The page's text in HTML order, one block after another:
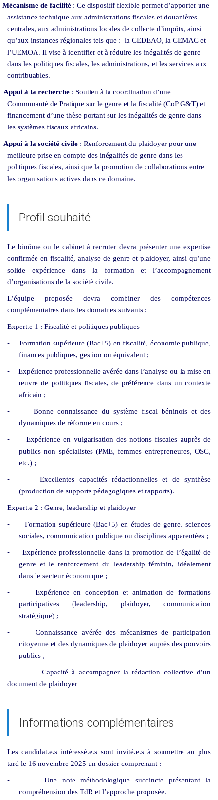
Mécanisme de facilité : Ce dispositif flexible permet d’apporter une
assistance technique aux administrations fiscales et douanières
centrales, aux administrations locales de collecte d’impôts, ainsi
qu’aux instances régionales tels que : la CEDEAO, la CEMAC et
l’UEMOA. Il vise à identifier et à réduire les inégalités de genre
dans les politiques fiscales, les administrations, et les services aux
contribuables.
Appui à la recherche : Soutien à la coordination d’une
Communauté de Pratique sur le genre et la fiscalité (CoP G&T) et
financement d’une thèse portant sur les inégalités de genre dans
les systèmes fiscaux africains.
Appui à la société civile : Renforcement du plaidoyer pour une
meilleure prise en compte des inégalités de genre dans les
politiques fiscales, ainsi que la promotion de collaborations entre
les organisations actives dans ce domaine.
Profil souhaité
Le binôme ou le cabinet à recruter devra présenter une expertise
confirmée en fiscalité, analyse de genre et plaidoyer, ainsi qu’une
solide expérience dans la formation et l’accompagnement
d’organisations de la société civile.
L’équipe proposée devra combiner des compétences
complémentaires dans les domaines suivants :
Expert.e 1 : Fiscalité et politiques publiques
-
Formation supérieure (Bac+5) en fiscalité, économie publique,
finances publiques, gestion ou équivalent ;
-
Expérience professionnelle avérée dans l’analyse ou la mise en
œuvre de politiques fiscales, de préférence dans un contexte
africain ;
-
Bonne connaissance du système fiscal béninois et des
dynamiques de réforme en cours ;
-
Expérience en vulgarisation des notions fiscales auprès de
publics non spécialistes (PME, femmes entrepreneures, OSC,
etc.) ;
-
Excellentes capacités rédactionnelles et de synthèse
(production de supports pédagogiques et rapports).
Expert.e 2 : Genre, leadership et plaidoyer
-
Formation supérieure (Bac+5) en études de genre, sciences
sociales, communication publique ou disciplines apparentées ;
-
Expérience professionnelle dans la promotion de l’égalité de
genre et le renforcement du leadership féminin, idéalement
dans le secteur économique ;
-
Expérience en conception et animation de formations
participatives (leadership, plaidoyer, communication
stratégique) ;
-
Connaissance avérée des mécanismes de participation
citoyenne et des dynamiques de plaidoyer auprès des pouvoirs
publics ;
à accompagner la rédaction collective d’un
document de plaidoyer
Informations complémentaires
Les candidat.e.s intéressé.e.s sont invité.e.s à soumettre au plus
tard le 16 novembre 2025 un dossier comprenant :
-
Une note méthodologique succincte présentant la
compréhension des TdR et l’approche proposée.